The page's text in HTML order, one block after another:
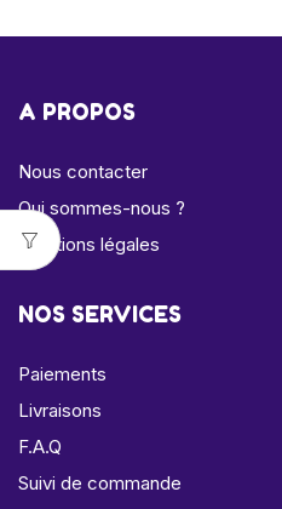
A PROPOS
Nous contacter
Qui sommes-nous ?
Mentions légales
NOS SERVICES
Paiements
Livraisons
F.A.Q
Suivi de commande